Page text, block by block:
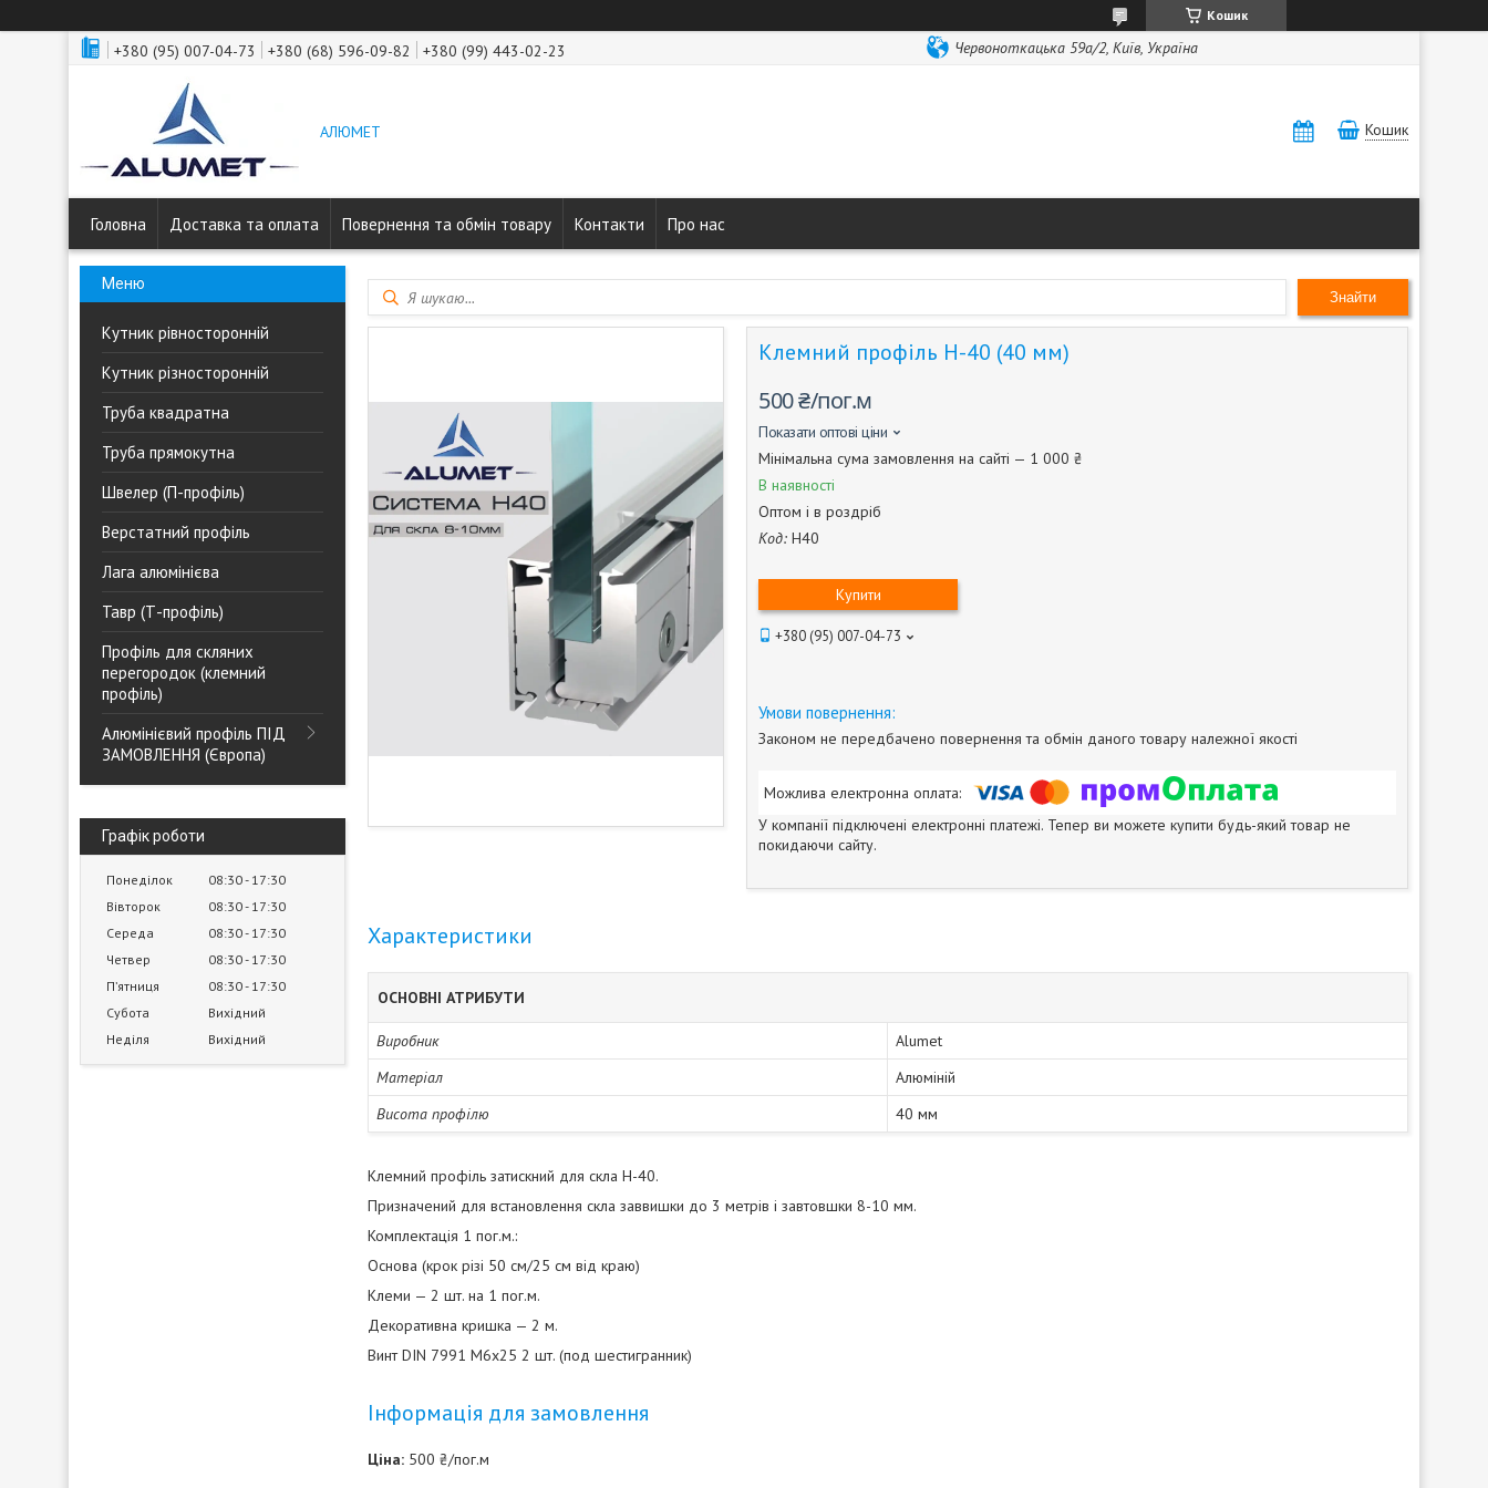
Кошик
+380 (95) 007-04-73 +380 (68) 596-09-82 +380 (99) 443-02-23 Червоноткацька 59а/2, Київ, Україна
АЛЮМЕТ Кошик
Головна Доставка та оплата Повернення та обмін товару Контакти Про нас
Кутник рівносторонній
Кутник різносторонній
Труба квадратна
Труба прямокутна
Швелер (П-профіль)
Верстатний профіль
Лага алюмінієва
Тавр (Т-профіль)
Профіль для скляних
перегородок (клемний
профіль)
Алюмінієвий профіль ПІД
ЗАМОВЛЕННЯ (Європа)
Графік роботи
Понеділок 08:30 17:30
Вівторок
08:30 17:30
Середа
08:30 17:30
Четвер
08:30 17:30
Пʼятниця
08:30 17:30
Субота
Вихідний
Неділя
Вихідний
Знайти
Клемний профіль Н-40 (40 мм)
500 ₴/пог.м
Показати оптові ціни
Мінімальна сума замовлення на сайті — 1 000 ₴
В наявності
Оптом і в роздріб
Код: Н40
Купити
+380 (95) 007-04-73
Законом не передбачено повернення та обмін даного товару належної якості
У компанії підключені електронні платежі. Тепер ви можете купити будь-який товар не
покидаючи сайту.
Характеристики
ОСНОВНІ АТРИБУТИ
Виробник
Alumet
Матеріал
Алюміній
Висота профілю
40 мм
Клемний профіль затискний для скла Н-40.
Призначений для встановлення скла заввишки до 3 метрів і завтовшки 8-10 мм.
Комплектація 1 пог.м.:
Основа (крок різі 50 см/25 см від краю)
Клеми — 2 шт. на 1 пог.м.
Декоративна кришка — 2 м.
Винт DIN 7991 M6x25 2 шт. (под шестигранник)
Інформація для замовлення
Ціна: 500 ₴/пог.м